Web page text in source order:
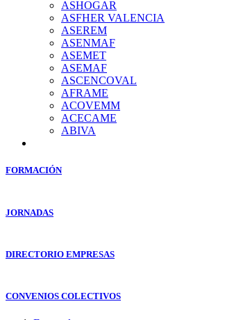
ASHOGAR
ASFHER VALENCIA
ASEREM
ASENMAF
ASEMET
ASEMAF
ASCENCOVAL
AFRAME
ACOVEMM
ACECAME
ABIVA
FORMACIÓN
JORNADAS
DIRECTORIO EMPRESAS
CONVENIOS COLECTIVOS